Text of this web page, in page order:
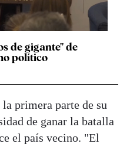
de gigante" de
político
primera parte de su
de ganar la batalla
el país vecino. "El